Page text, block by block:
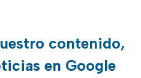
contenido,
en Google